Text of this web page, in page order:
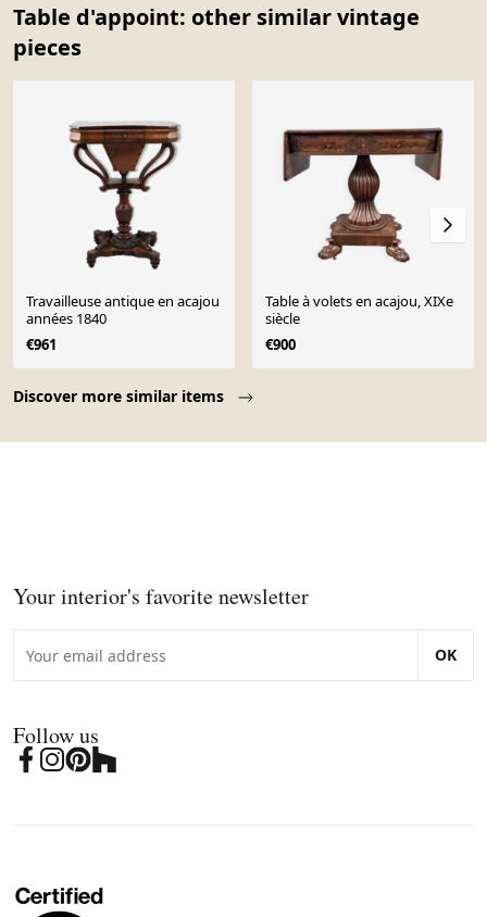
Table d'appoint: other similar vintage
pieces
Discover more similar items
Travailleuse antique en acajou
années 1840
€961
Table à volets en acajou, XIXe
siècle
€900
Your interior's favorite newsletter
OK
Follow us